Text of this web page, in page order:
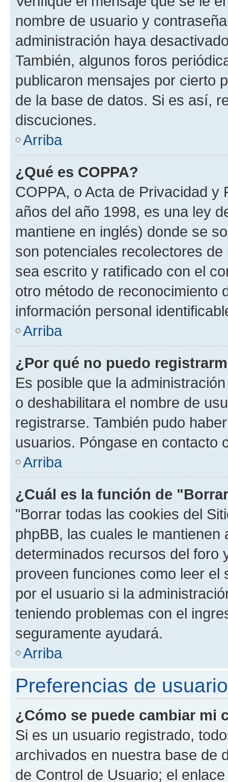
nombre de usuario y
administración haya
También, algunos foros
publicaron mensajes por cierto
de la base de datos. Si es así,
discuciones.
Arriba
¿Qué es COPPA?
COPPA, o Acta de Privacidad
años del año 1998, es una ley
mantiene en inglés) donde se
son potenciales recolectores
sea escrito y ratificado con el
otro método de reconocimiento
información personal
Arriba
¿Por qué no puedo
Es posible que la
o deshabilitara el nombre de
registrarse. También pudo
usuarios. Póngase en contacto
Arriba
¿Cuál es la función de
"Borrar todas las cookies del
phpBB, las cuales le
determinados recursos del foro
proveen funciones como leer el
por el usuario si la
teniendo problemas con el
seguramente ayudará.
Arriba
Preferencias de
¿Cómo se puede cambiar mi
Si es un usuario registrado,
archivados en nuestra base de
de Control de Usuario; el